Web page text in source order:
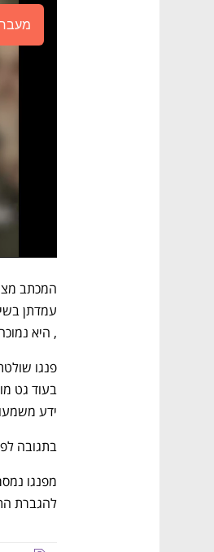
עמדתן
, היא
ידע
בתגובה
להגברת